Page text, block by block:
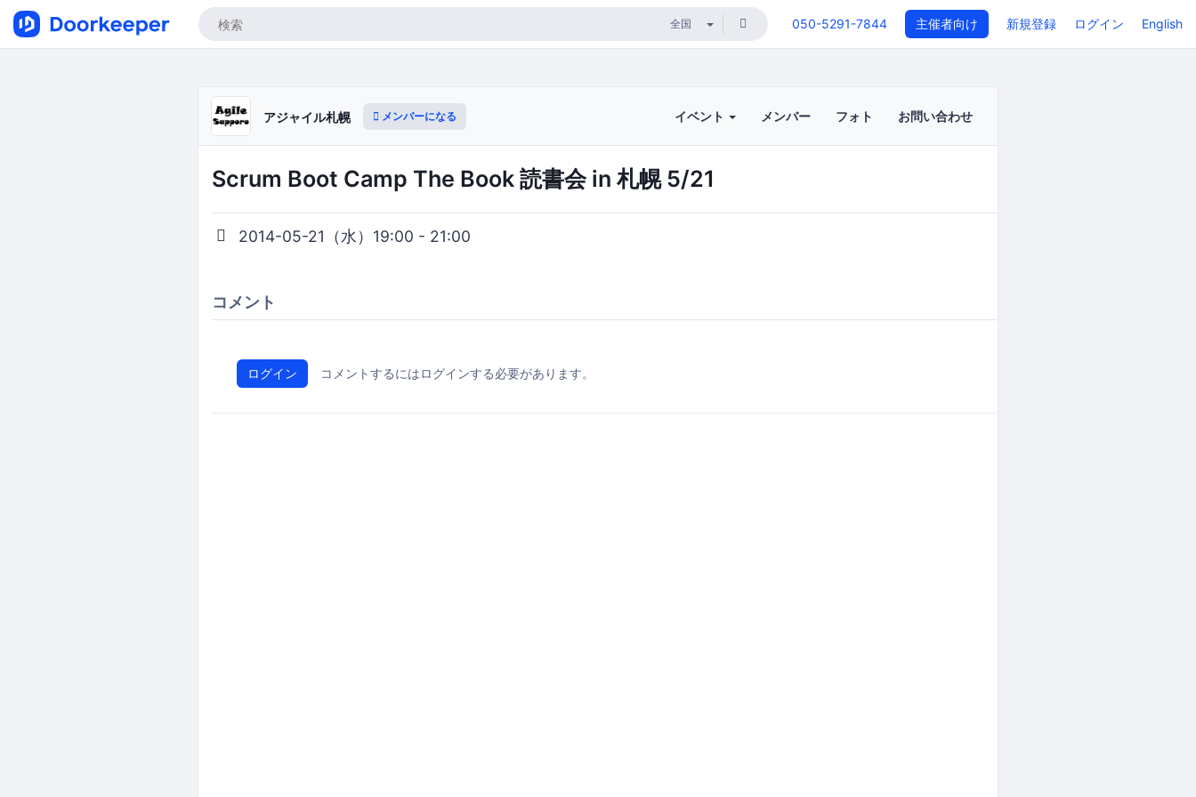
050-5291-7844 主催者向け 新規登録 ログイン English
アジャイル札幌 メンバーになる イベント メンバー フォト お問い合わせ
Scrum Boot Camp The Book 読書会 in 札幌 5/21
2014-05-21（水）19:00 - 21:00
コメント
ログイン コメントするにはログインする必要があります。